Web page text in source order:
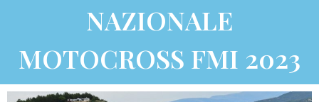
NAZIONALE
MOTOCROSS FMI 2023